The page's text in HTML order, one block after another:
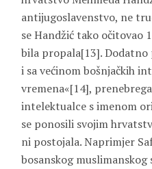
antijugoslavenstvo, ne
se Handžić tako očitovao
bila propala[13]. Dodatno
i sa većinom bošnjačkih
vremena«[14],
intelektualce s imenom
se ponosili svojim
ni postojala. Naprimjer
bosanskog